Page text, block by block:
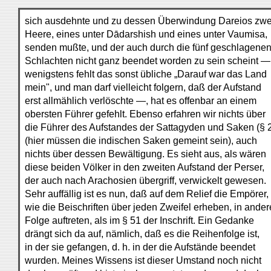
sich ausdehnte und zu dessen Überwindung Dareios
Heere, eines unter Dādarshish und eines unter Vaumisa,
senden mußte, und der auch durch die fünf geschlagenen
Schlachten nicht ganz beendet worden zu sein scheint —
wenigstens fehlt das sonst übliche „Darauf war das Land
mein", und man darf vielleicht folgern, daß der Aufstand
erst allmählich verlöschte —, hat es offenbar an einem
obersten Führer gefehlt. Ebenso erfahren wir nichts über
die Führer des Aufstandes der Sattagyden und Saken (§
(hier müssen die indischen Saken gemeint sein), auch
nichts über dessen Bewältigung. Es sieht aus, als wären
diese beiden Völker in den zweiten Aufstand der Perser,
der auch nach Arachosien übergriff, verwickelt gewesen.
Sehr auffällig ist es nun, daß auf dem Relief die Empörer,
wie die Beischriften über jeden Zweifel erheben, in
Folge auftreten, als im § 51 der Inschrift. Ein Gedanke
drängt sich da auf, nämlich, daß es die Reihenfolge ist,
in der sie gefangen, d. h. in der die Aufstände beendet
wurden. Meines Wissens ist dieser Umstand noch nicht